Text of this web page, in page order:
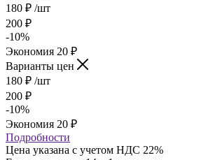
180 ₽ /шт
200 ₽
-10%
Экономия 20 ₽
Варианты цен
180 ₽ /шт
200 ₽
-10%
Экономия 20 ₽
Подробности
Цена указана с учетом НДС 22%